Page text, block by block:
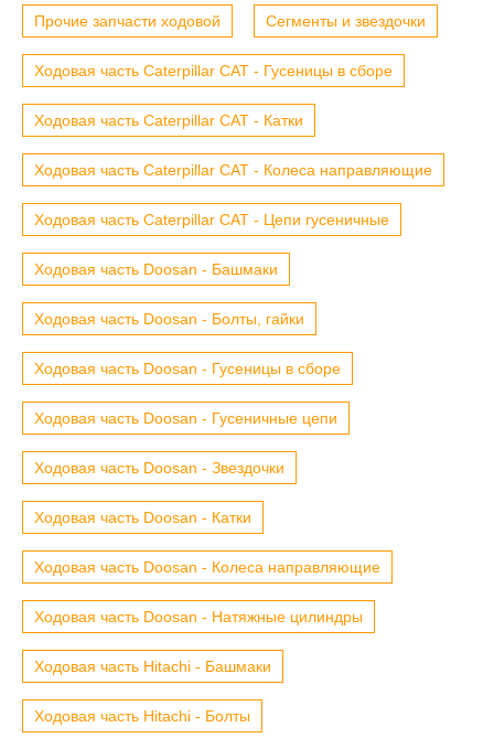
Прочие запчасти ходовой Сегменты и звездочки
Ходовая часть Caterpillar CAT - Гусеницы в сборе
Ходовая часть Caterpillar CAT - Катки
Ходовая часть Caterpillar CAT - Колеса направляющие
Ходовая часть Caterpillar CAT - Цепи гусеничные
Ходовая часть Doosan - Башмаки
Ходовая часть Doosan - Болты, гайки
Ходовая часть Doosan - Гусеницы в сборе
Ходовая часть Doosan - Гусеничные цепи
Ходовая часть Doosan - Звездочки
Ходовая часть Doosan - Катки
Ходовая часть Doosan - Колеса направляющие
Ходовая часть Doosan - Натяжные цилиндры
Ходовая часть Hitachi - Башмаки
Ходовая часть Hitachi - Болты